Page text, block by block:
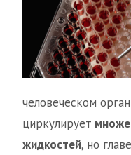
человеческом
циркулирует
жидкостей, но